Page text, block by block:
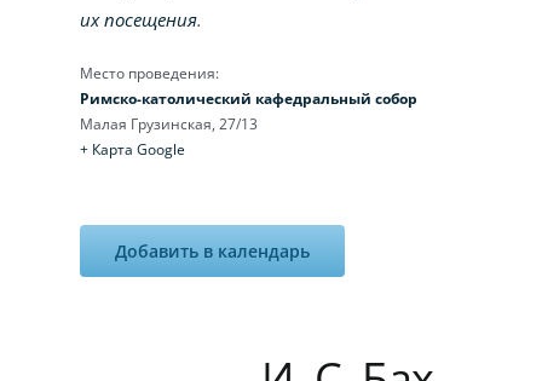
их посещения.
Место проведения:
Римско-католический кафедральный собор
Малая Грузинская, 27/13
+ Карта Google
Добавить в календарь